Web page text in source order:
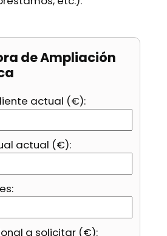
de Ampliación
actual (€):
actual (€):
a solicitar (€):